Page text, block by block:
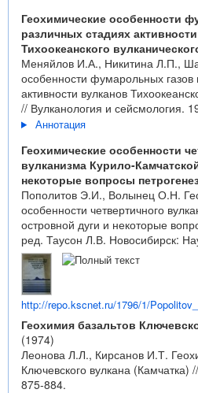
Геохимические особенности
различных стадиях
Тихоокеанского
Меняйлов И.А., Никитина Л.П.,
особенности фумарольных газов
активности вулканов
// Вулканология и сейсмология.
Аннотация
Геохимические особенности
вулканизма Курило-
некоторые вопросы
Пополитов Э.И., Волынец О.Н.
особенности четвертичного
островной дуги и некоторые
ред. Таусон Л.В. Новосибирск:
http://repo.kscnet.ru/1796/1/
Геохимия базальтов
(1974)
Леонова Л.Л., Кирсанов И.Т.
Ключевского вулкана
875-884.